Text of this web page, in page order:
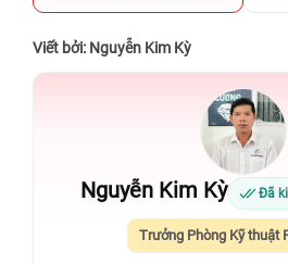
Viết bởi: Nguyễn Kim Kỳ
Nguyễn Kim Kỳ Đã
Trưởng Phòng Kỹ thuật